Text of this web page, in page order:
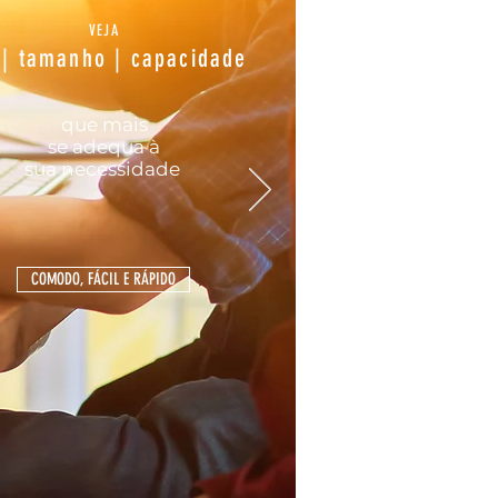
VEJA
tamanho | capacidade
que mais
seadequaà
suanecessidade
COMODO, FÁCIL E RÁPIDO